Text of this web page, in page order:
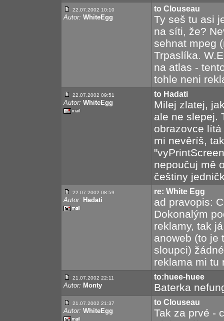
22.07.2002 10:10
Autor: WhiteEgg
to Clouseau
Ty seš tu asi
na síti, že?
sehnat mpeg
Trpaslíka.
na atlas -
tohle neni
22.07.2002 09:51
Autor: WhiteEgg
to Hadati
Milej zlatej,
ale ne slepej.
obrazovce
mi nevěríš,
nepoučuj mě
češtiny
22.07.2002 08:59
Autor: Hadati
re: White Egg
ad pravopis:
Dokonalým
reklamy, tak
anoweb (to je
sloupci)
reklama mi tu
21.07.2002 22:11
Autor: Monty
to:huee-huee
Baterka
21.07.2002 21:37
Autor: WhiteEgg
to Clouseau
Tak za prvé -